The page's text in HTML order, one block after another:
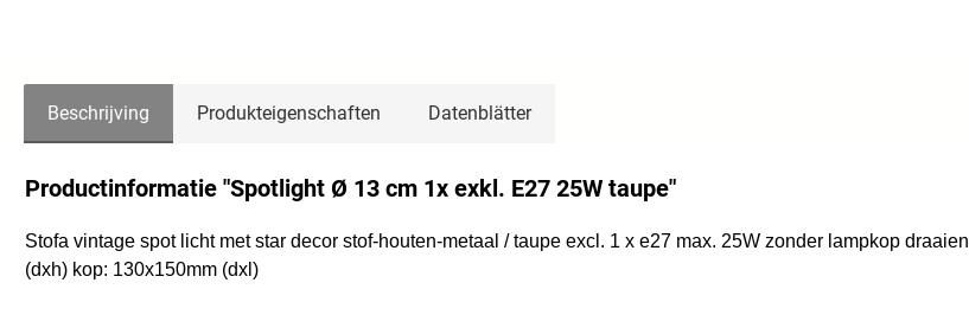
Beschrijving Produkteigenschaften Datenblätter
Productinformatie "Spotlight Ø 13 cm 1x exkl. E27 25W taupe"
Stofa vintage spot licht met star decor stof-houten-metaal / taupe excl. 1 x e27 max. 25W zonder lampkop
(dxh) kop: 130x150mm (dxl)